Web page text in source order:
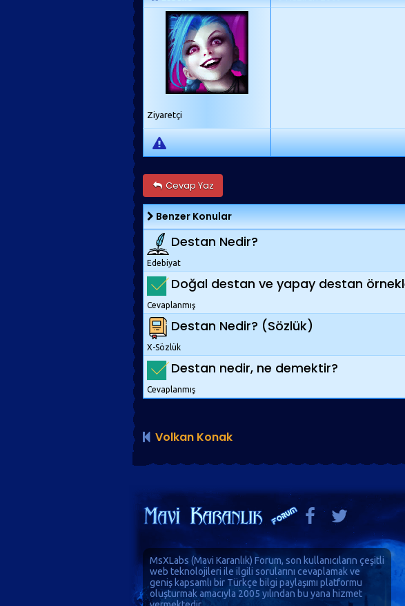
Ziyaretçi
Cevap Yaz
Benzer Konular
Destan Nedir?
Edebiyat
Doğal destan ve yapay destan
Cevaplanmış
Destan Nedir? (Sözlük)
X-Sözlük
Destan nedir, ne demektir?
Cevaplanmış
Volkan Konak
MsXLabs (Mavi Karanlık) Forum, son kullanıcıların çeşitli
web teknolojileri ile ilgili sorularını cevaplamak ve
geniş kapsamlı bir Türkçe bilgi paylaşımı platformu
oluşturmak amacıyla 2005 yılından bu yana hizmet